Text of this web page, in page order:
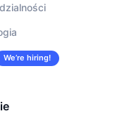
We’re hiring!